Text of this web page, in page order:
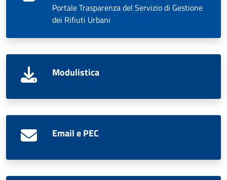
Portale Trasparenza del Servizio di Gestione
dei Rifiuti Urbani
Modulistica
Email e PEC